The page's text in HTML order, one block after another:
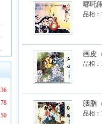
78
50
哪吒
品相：
画皮
品相：
胭脂
品相：